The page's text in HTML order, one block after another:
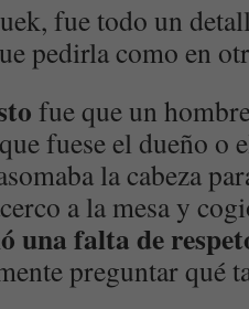
fue todo un
pedirla como en
fue que un
fuese el dueño o
la cabeza
a la mesa y
una falta de
preguntar qué